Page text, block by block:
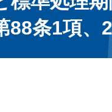
88条1項、